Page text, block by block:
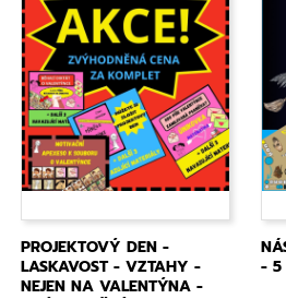
PROJEKTOVÝ DEN -
LASKAVOST - VZTAHY -
NEJEN NA VALENTÝNA -
- 5